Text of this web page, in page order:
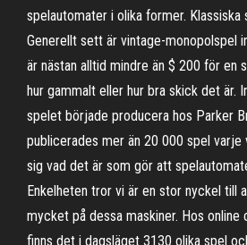
spelautomater i olika former. Klassiska
Generellt sett är vintage-monopolspel
är nästan alltid mindre än $ 200 för en
hur gammalt eller hur bra skick det är.
spelet började producera hos Parker
publicerades mer än 20 000 spel varje
sig vad det är som gör att
Enkelheten tror vi är en stor nyckel till
mycket på dessa maskiner. Hos online
finns det i dagsläget 3130 olika spel